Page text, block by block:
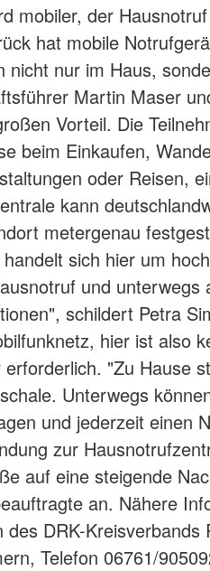
mobiler, der
hat mobile
nicht nur im Haus,
Martin Maser
Vorteil. Die
beim Einkaufen,
oder Reisen,
kann
metergenau
sich hier um
und
schildert Petra
hier ist also
"Zu Hause
Unterwegs
und jederzeit einen
zur
auf eine steigende
an. Nähere
des DRK-
Telefon 06761/